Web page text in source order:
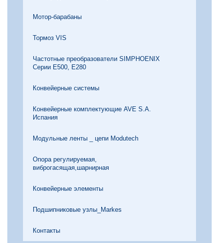
Мотор-барабаны
Тормоз VIS
Частотные преобразователи SIMPHOENIX
Серии Е500, Е280
Конвейерные системы
Конвейерные комплектующие AVE S.A.
Испания
Модульные ленты _ цепи Modutech
Опора регулируемая,
виброгасящая,шарнирная
Конвейерные элементы
Подшипниковые узлы_Markes
Контакты